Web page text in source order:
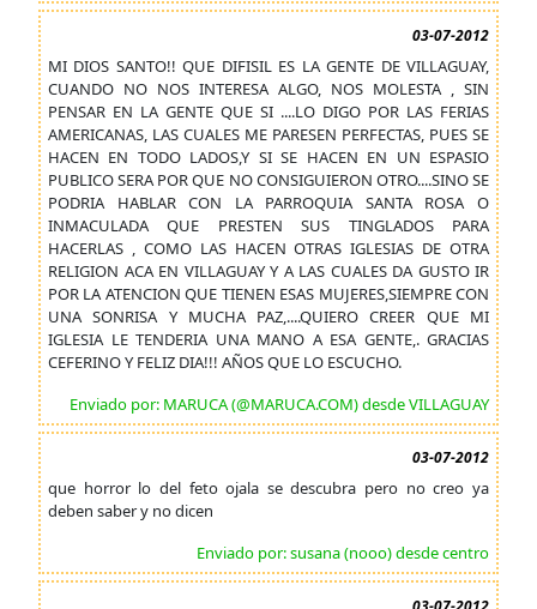
03-07-2012
MI DIOS SANTO!! QUE DIFISIL ES LA GENTE DE VILLAGUAY,
CUANDO NO NOS INTERESA ALGO, NOS MOLESTA , SIN
PENSAR EN LA GENTE QUE SI ....LO DIGO POR LAS FERIAS
AMERICANAS, LAS CUALES ME PARESEN PERFECTAS, PUES SE
HACEN EN TODO LADOS,Y SI SE HACEN EN UN ESPASIO
PUBLICO SERA POR QUE NO CONSIGUIERON OTRO....SINO SE
PODRIA HABLAR CON LA PARROQUIA SANTA ROSA O
INMACULADA QUE PRESTEN SUS TINGLADOS PARA
HACERLAS , COMO LAS HACEN OTRAS IGLESIAS DE OTRA
RELIGION ACA EN VILLAGUAY Y A LAS CUALES DA GUSTO IR
POR LA ATENCION QUE TIENEN ESAS MUJERES,SIEMPRE CON
UNA SONRISA Y MUCHA PAZ,....QUIERO CREER QUE MI
IGLESIA LE TENDERIA UNA MANO A ESA GENTE,. GRACIAS
CEFERINO Y FELIZ DIA!!! AÑOS QUE LO ESCUCHO.
Enviado por: MARUCA (@MARUCA.COM) desde VILLAGUAY
03-07-2012
que horror lo del feto ojala se descubra pero no creo ya
deben saber y no dicen
Enviado por: susana (nooo) desde centro